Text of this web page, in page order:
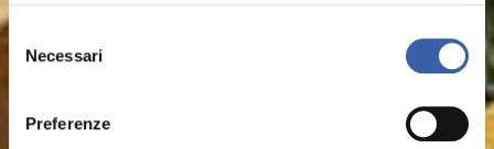
delNecessari
Preferenze